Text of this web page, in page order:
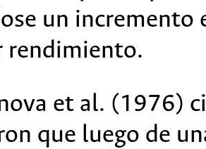
un
rendimiento.
et al. (1976)
que luego de